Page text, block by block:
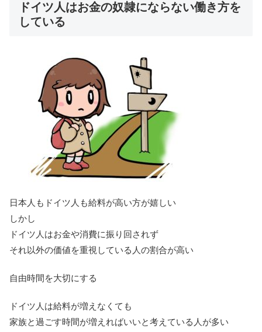
ドイツ人はお金の奴隷にならない働き方を
している
日本人もドイツ人も給料が高い方が嬉しい
しかし
ドイツ人はお金や消費に振り回されず
それ以外の価値を重視している人の割合が高い
自由時間を大切にする
ドイツ人は給料が増えなくても
家族と過ごす時間が増えればいいと考えている人が多い